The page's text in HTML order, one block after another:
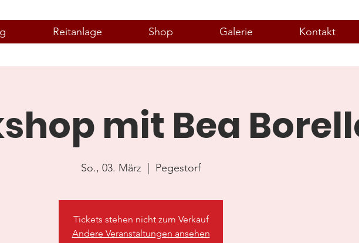
Reitanlage Shop Galerie Kontakt
mit Bea
So., 03. März Pegestorf
Tickets stehen nicht zum Verkauf
Andere Veranstaltungen ansehen